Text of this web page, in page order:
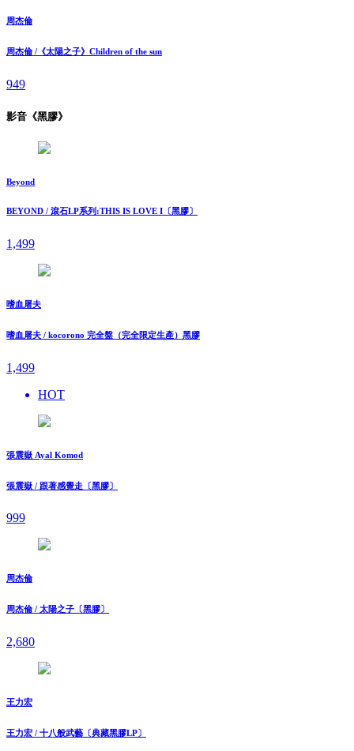
周杰倫
周杰倫 /《太陽之子》Children of the sun
949
影音《黑膠》
Beyond
BEYOND / 滾石LP系列:THIS IS LOVE I〔黑膠〕
1,499
嗜血屠夫
嗜血屠夫 / kocorono 完全盤（完全限定生產）黑膠
1,499
HOT
張震嶽 Ayal Komod
張震嶽 / 跟著感覺走〔黑膠〕
999
周杰倫
周杰倫 / 太陽之子〔黑膠〕
2,680
王力宏
王力宏 / 十八般武藝〔典藏黑膠LP〕